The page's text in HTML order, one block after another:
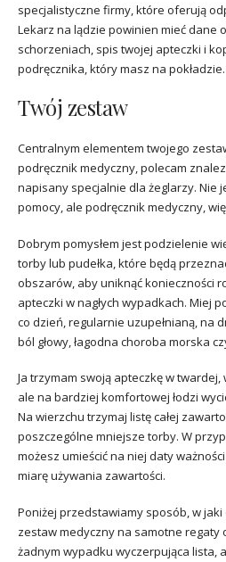
specjalistyczne firmy, które oferują
Lekarz na lądzie powinien mieć dane
schorzeniach, spis twojej apteczki i
podręcznika, który masz na pokładzie.
Twój zestaw
Centralnym elementem twojego
podręcznik medyczny, polecam
napisany specjalnie dla żeglarzy. Nie
pomocy, ale podręcznik medyczny,
Dobrym pomysłem jest podzielenie
torby lub pudełka, które będą
obszarów, aby uniknąć konieczności
apteczki w nagłych wypadkach. Miej
co dzień, regularnie uzupełnianą, na
ból głowy, łagodna choroba morska
Ja trzymam swoją apteczkę w
ale na bardziej komfortowej łodzi
Na wierzchu trzymaj listę całej
poszczególne mniejsze torby. W
możesz umieścić na niej daty
miarę używania zawartości.
Poniżej przedstawiamy sposób, w
zestaw medyczny na samotne regaty
żadnym wypadku wyczerpująca lista,